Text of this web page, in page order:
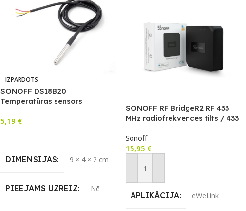
IZPĀRDOTS
SONOFF DS18B20
Temperatūras sensors
5,19 €
DIMENSIJAS 9 × 4 × 2 cm
PIEEJAMS UZREIZ Nē
SONOFF RF BridgeR2 RF 433
MHz radiofrekvences tilts / 433
ierīcēm
Sonoff
15,95 €
Pievienot Grozam
APLIKĀCIJA eWeLink